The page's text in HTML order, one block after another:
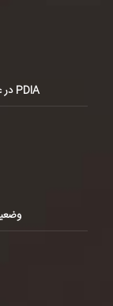
PDIA در عمل: تجربه مدیریت تعارض منافع در ایران